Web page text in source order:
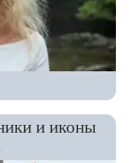
и иконы